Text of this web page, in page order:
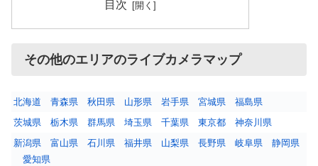
目次
その他のエリアのライブカメラマップ
北海道 青森県 秋田県 山形県 岩手県 宮城県
福島県
茨城県
栃木県 群馬県 埼玉県 千葉県 東京都
神奈川県
新潟県
富山県 石川県 福井県 山梨県 長野県 岐阜県
静岡県
愛知県